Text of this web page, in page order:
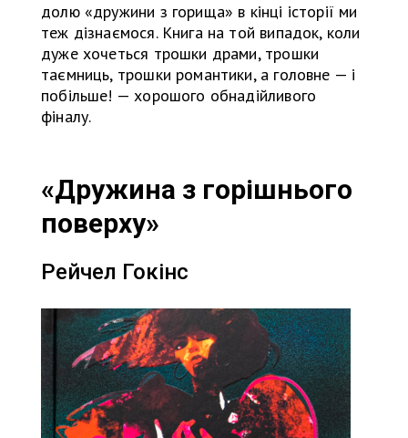
долю «дружини з горища» в кінці історії ми
теж дізнаємося. Книга на той випадок, коли
дуже хочеться трошки драми, трошки
таємниць, трошки романтики, а головне — і
побільше! — хорошого обнадійливого
фіналу.
«Дружина з горішнього
поверху»
Рейчел Гокінс